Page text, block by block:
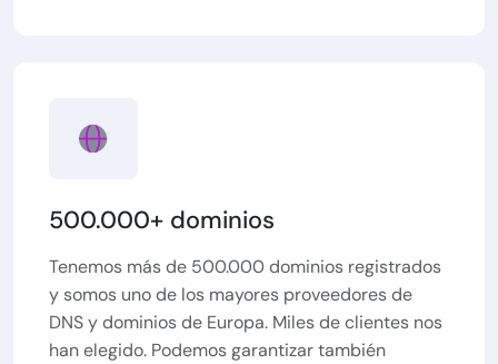
500.000+ dominios
Tenemos más de 500.000 dominios registrados
y somos uno de los mayores proveedores de
DNS y dominios de Europa. Miles de clientes nos
han elegido. Podemos garantizar también